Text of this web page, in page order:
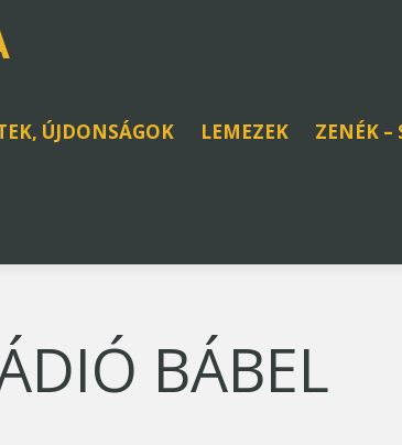
ÚJDONSÁGOK LEMEZEK ZENÉK –
BÁBEL